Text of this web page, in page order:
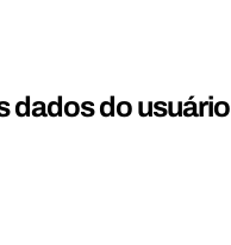
dados do usuário